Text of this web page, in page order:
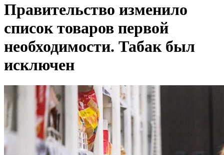
Правительство изменило
список товаров первой
необходимости. Табак был
исключен